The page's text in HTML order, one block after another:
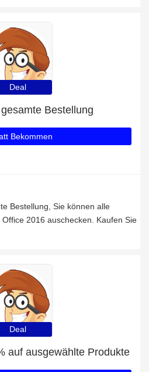
Deal
Bestellung
Bekommen
Bestellung, Sie können alle
2016 auschecken. Kaufen Sie
Deal
auf ausgewählte Produkte